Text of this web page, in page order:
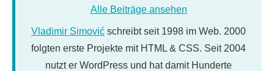
Alle Beiträge ansehen
Vladimir Simović schreibt seit 1998 im Web. 2000
folgten erste Projekte mit HTML & CSS. Seit 2004
nutzt er WordPress und hat damit Hunderte